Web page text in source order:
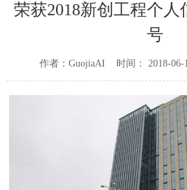
成就财富梦想
荣获2018新创工程个
号
作者：GuojiaAI 时间： 2018-